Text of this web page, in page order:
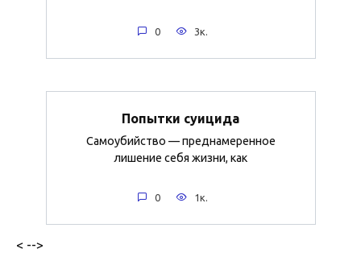
0 3к.
Попытки суицида
Самоубийство — преднамеренное
лишение себя жизни, как
0 1к.
< -->